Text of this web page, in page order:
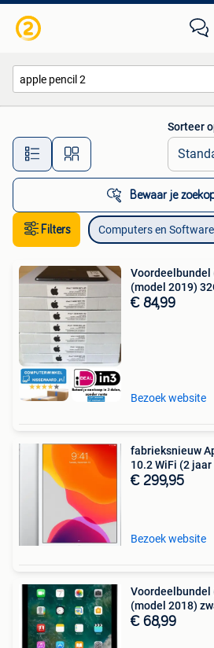
Alle afstanden…
Sorteer
Bewaar je
Filters Computers en Software
Voordeelbundel
(model 2019)
€ 84,99
Bezoek website
fabrieksnieuw
10.2 WiFi (2 jaar
€ 299,95
Bezoek website
Voordeelbundel
(model 2018)
€ 68,99